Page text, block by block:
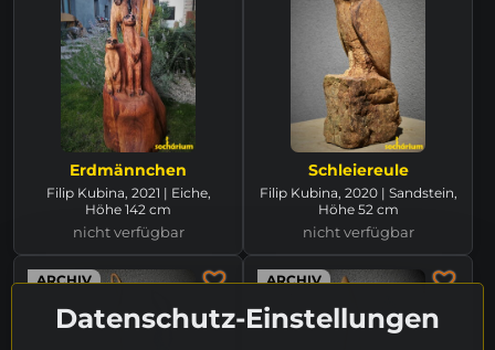
Erdmännchen
Filip Kubina, 2021 | Eiche,
Höhe 142 cm
nicht verfügbar
Schleiereule
Filip Kubina, 2020 | Sandstein,
Höhe 52 cm
nicht verfügbar
ARCHIV ARCHIV
Datenschutz-Einstellungen